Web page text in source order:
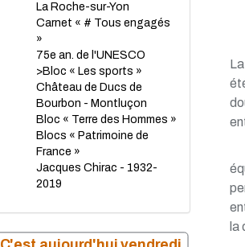
TP - Novembre 2022
TP - Octobre 2022
TP - Septembre 2022
TP - Août 2022
TP - Juillet 2022
TP - Juin 2022
TP - Mai 2022
TP - Avril 2022
TP - Mars 2022
TP - Février 2022
TP - Janvier 2022
TP - Novembre 2021
TP - Juillet 2021
La Roche-sur-Yon
Carnet « # Tous engagés
»
75e an. de l'UNESCO
>Bloc « Les sports »
Château de Ducs de
Bourbon - Montluçon
Bloc « Terre des Hommes »
Blocs « Patrimoine de
France »
Jacques Chirac - 1932-
2019
la